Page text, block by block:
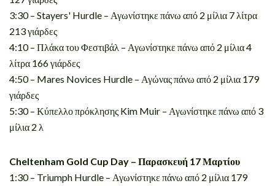
3:30 – Stayers' Hurdle – Αγωνίστηκε πάνω από 2 μίλια 7 λίτρα
213 γιάρδες
4:10 – Πλάκα του Φεστιβάλ – Αγωνίστηκε πάνω από 2 μίλια 4
λίτρα 166 γιάρδες
4:50 – Mares Novices Hurdle – Αγώνας πάνω από 2 μίλια 179
γιάρδες
5:30 – Κύπελλο πρόκλησης Kim Muir – Αγωνίστηκε πάνω από 3
μίλια 2 λ
Cheltenham Gold Cup Day – Παρασκευή 17 Μαρτίου
1:30 – Triumph Hurdle – Αγωνίστηκε πάνω από 2 μίλια 179